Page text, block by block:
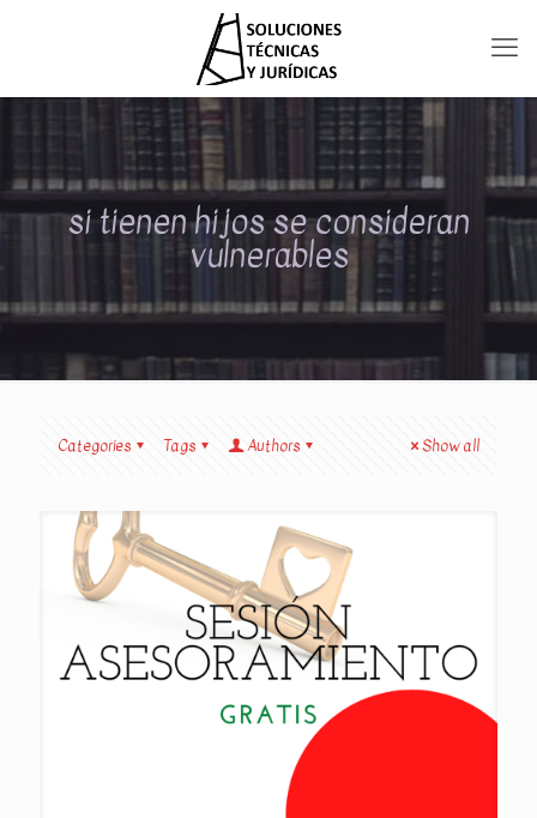
si tienen hijos se consideran
vulnerables
Categories Tags Authors Show all